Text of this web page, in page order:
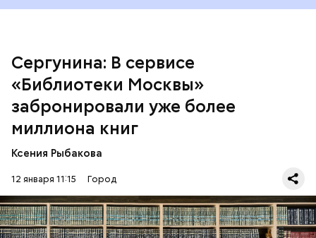
Сергунина: В сервисе
«Библиотеки Москвы»
забронировали уже более
миллиона книг
Ксения Рыбакова
12 января 11:15 Город
и туристов. В 2025 году самыми посещаемыми
стали фестивали «Театральный бульвар» и
«Культурный город», Московская международная
неделя кино, проект «Книга в городе» и акция
«Ночь в музее». Например, Московская
международная неделя кино привлекла около 700
свыше 600 тысяч.